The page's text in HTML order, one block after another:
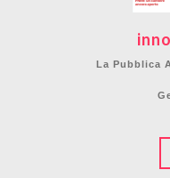
La Pubblica